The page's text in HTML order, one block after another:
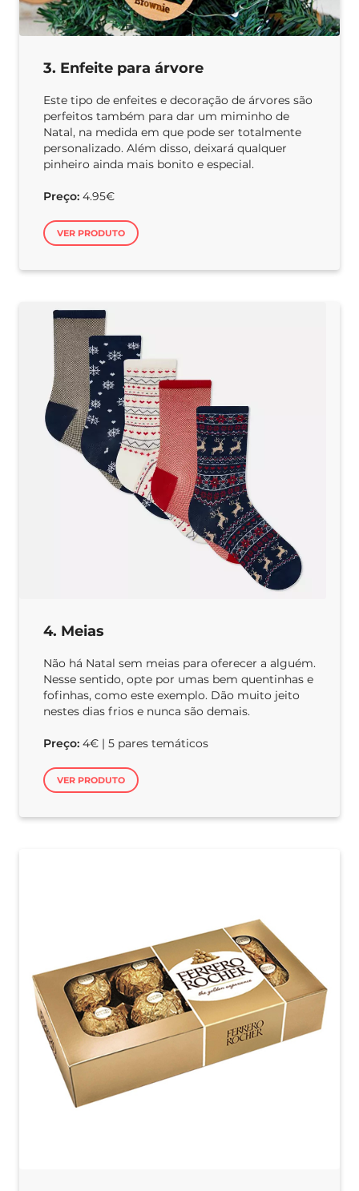
3. Enfeite para árvore
Este tipo de enfeites e decoração de árvores são
perfeitos também para dar um miminho de
Natal, na medida em que pode ser totalmente
personalizado. Além disso, deixará qualquer
pinheiro ainda mais bonito e especial.
Preço: 4.95€
VER PRODUTO
4. Meias
Não há Natal sem meias para oferecer a alguém.
Nesse sentido, opte por umas bem quentinhas e
fofinhas, como este exemplo. Dão muito jeito
nestes dias frios e nunca são demais.
Preço: 4€ | 5 pares temáticos
VER PRODUTO